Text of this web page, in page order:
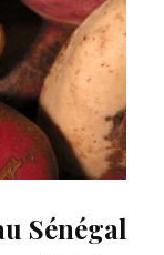
Sénégal